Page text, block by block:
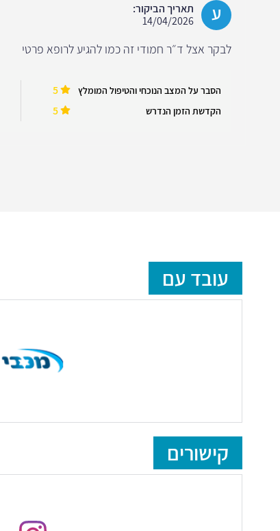
ע
תאריך הביקור:
14/04/2026
לבקר אצל ד״ר חמודי זה כמו להגיע לרופא פרטי
הסבר על המצב הנוכחי והטיפול המומלץ 5
הקדשת הזמן הנדרש 5
עובד עם
קישורים